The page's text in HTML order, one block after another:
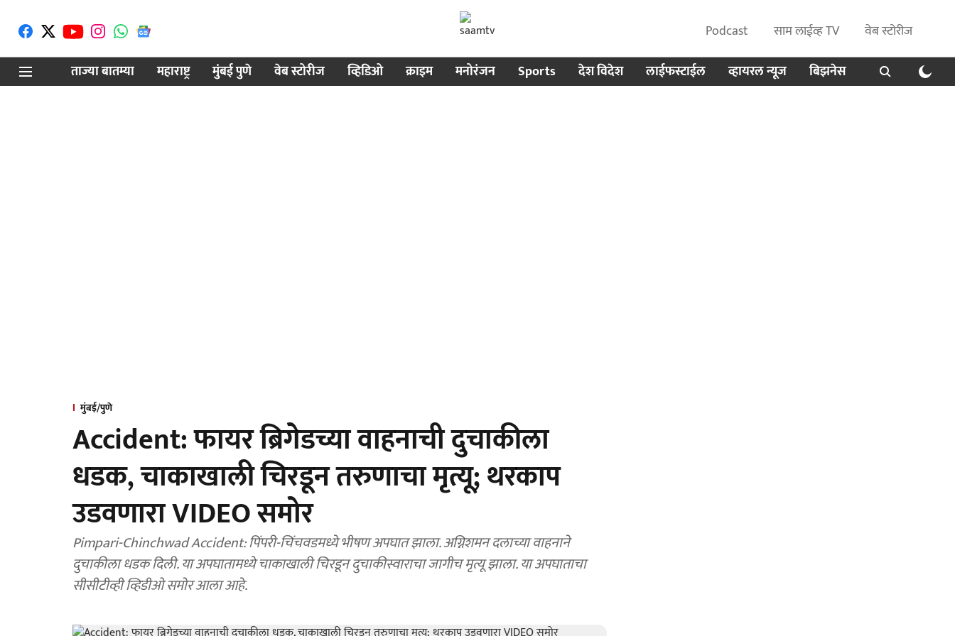
Podcast साम लाईव्ह TV
वेब स्टोरीज
ताज्या बातम्या
महाराष्ट्र मुंबई पुणे वेब स्टोरीज व्हिडिओ क्राइम मनोरंजन Sports देश विदेश लाईफस्टाईल व्हायरल न्यूज बिझनेस
मुंबई/पुणे
Accident: फायर ब्रिगेडच्या वाहनाची दुचाकीला
धडक, चाकाखाली चिरडून तरुणाचा मृत्यू; थरकाप
उडवणारा VIDEO समोर
Pimpari-Chinchwad Accident: पिंपरी-चिंचवडमध्ये भीषण अपघात झाला. अग्निशमन दलाच्या वाहनाने
दुचाकीला धडक दिली. या अपघातामध्ये चाकाखाली चिरडून दुचाकीस्वाराचा जागीच मृत्यू झाला. या अपघाताचा
सीसीटीव्ही व्हिडीओ समोर आला आहे.